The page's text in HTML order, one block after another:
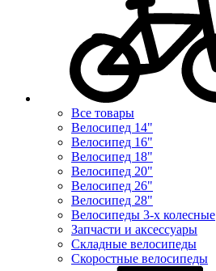
Все товары
Велосипед 14"
Велосипед 16"
Велосипед 18"
Велосипед 20"
Велосипед 26"
Велосипед 28"
Велосипеды 3-х колесные
Запчасти и аксессуары
Складные велосипеды
Скоростные велосипеды